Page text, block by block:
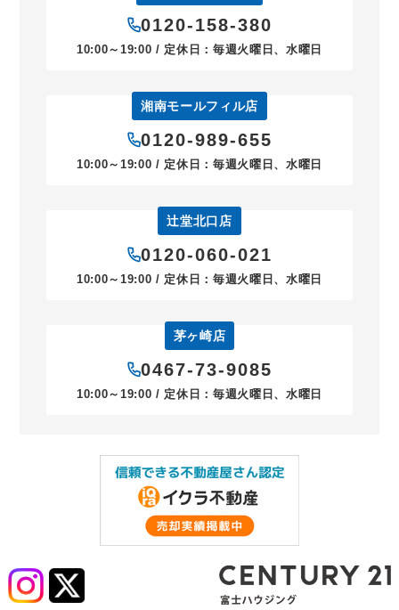
0120-158-380
10:00～19:00 / 定休日：毎週火曜日、水曜日
湘南モールフィル店
0120-989-655
10:00～19:00 / 定休日：毎週火曜日、水曜日
辻堂北口店
0120-060-021
10:00～19:00 / 定休日：毎週火曜日、水曜日
茅ヶ崎店
0467-73-9085
10:00～19:00 / 定休日：毎週火曜日、水曜日